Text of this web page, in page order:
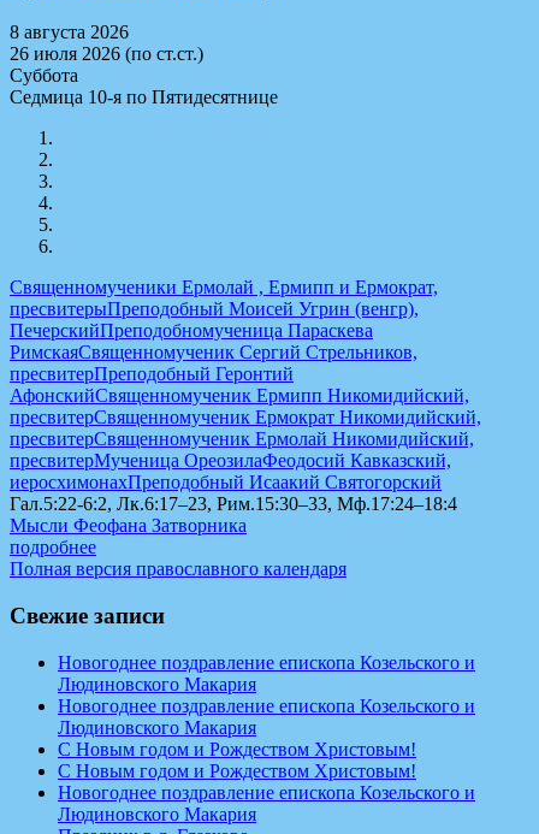
8 августа 2026
26 июля 2026 (по ст.ст.)
Суббота
Седмица 10-я по Пятидесятнице
Священномученики Ермолай , Ермипп и Ермократ,
пресвитерыПреподобный Моисей Угрин (венгр),
ПечерскийПреподобномученица Параскева
РимскаяСвященномученик Сергий Стрельников,
пресвитерПреподобный Геронтий
АфонскийСвященномученик Ермипп Никомидийский,
пресвитерСвященномученик Ермократ Никомидийский,
пресвитерСвященномученик Ермолай Никомидийский,
пресвитерМученица ОреозилаФеодосий Кавказский,
иеросхимонахПреподобный Исаакий Святогорский
Гал.5:22-6:2, Лк.6:17–23, Рим.15:30–33, Мф.17:24–18:4
Мысли Феофана Затворника
подробнее
Полная версия православного календаря
Свежие записи
Новогоднее поздравление епископа Козельского и
Людиновского Макария
Новогоднее поздравление епископа Козельского и
Людиновского Макария
С Новым годом и Рождеством Христовым!
С Новым годом и Рождеством Христовым!
Новогоднее поздравление епископа Козельского и
Людиновского Макария